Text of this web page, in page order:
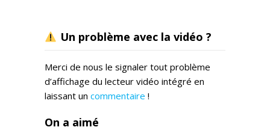
Un problème avec la vidéo ?
Merci de nous le signaler tout problème
d’affichage du lecteur vidéo intégré en
laissant un commentaire !
On a aimé